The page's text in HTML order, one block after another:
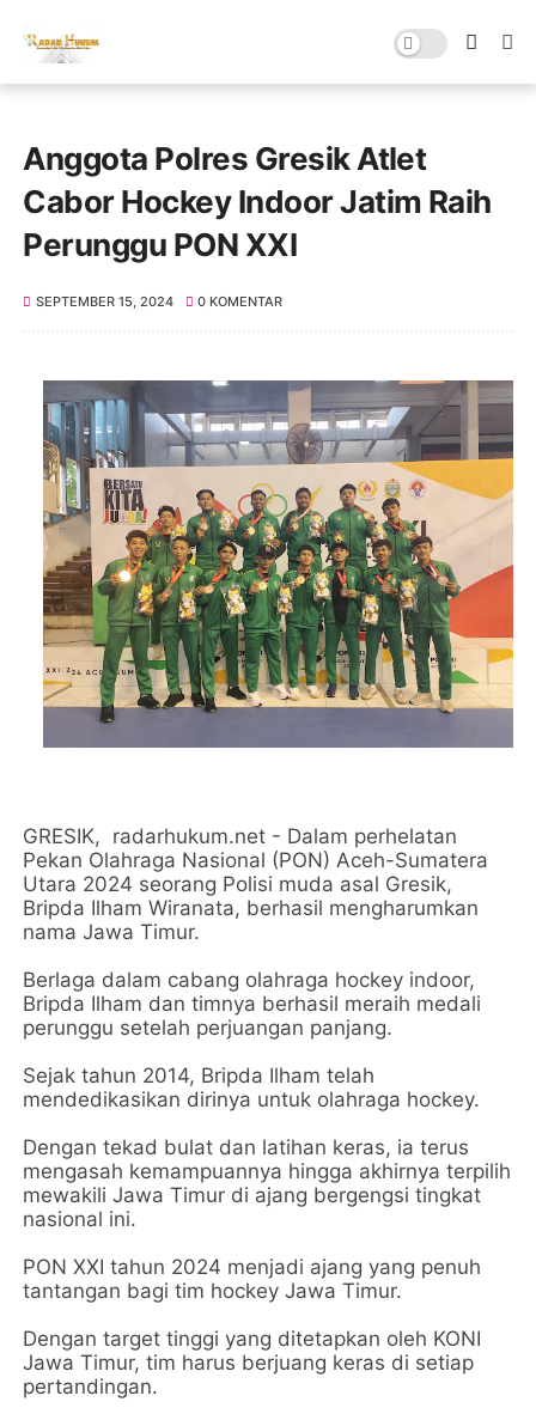
Anggota Polres Gresik Atlet
Cabor Hockey Indoor Jatim Raih
Perunggu PON XXI
SEPTEMBER 15, 2024 0 KOMENTAR
GRESIK, radarhukum.net - Dalam perhelatan
Pekan Olahraga Nasional (PON) Aceh-Sumatera
Utara 2024 seorang Polisi muda asal Gresik,
Bripda Ilham Wiranata, berhasil mengharumkan
nama Jawa Timur.
Berlaga dalam cabang olahraga hockey indoor,
Bripda Ilham dan timnya berhasil meraih medali
perunggu setelah perjuangan panjang.
Sejak tahun 2014, Bripda Ilham telah
mendedikasikan dirinya untuk olahraga hockey.
Dengan tekad bulat dan latihan keras, ia terus
mengasah kemampuannya hingga akhirnya terpilih
mewakili Jawa Timur di ajang bergengsi tingkat
nasional ini.
PON XXI tahun 2024 menjadi ajang yang penuh
tantangan bagi tim hockey Jawa Timur.
Dengan target tinggi yang ditetapkan oleh KONI
Jawa Timur, tim harus berjuang keras di setiap
pertandingan.